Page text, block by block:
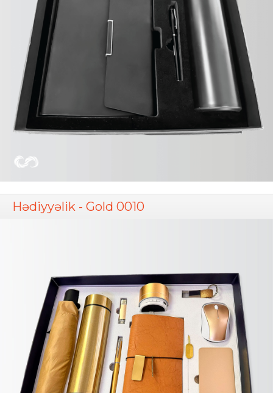
Hədiyyəlik - Gold 0010